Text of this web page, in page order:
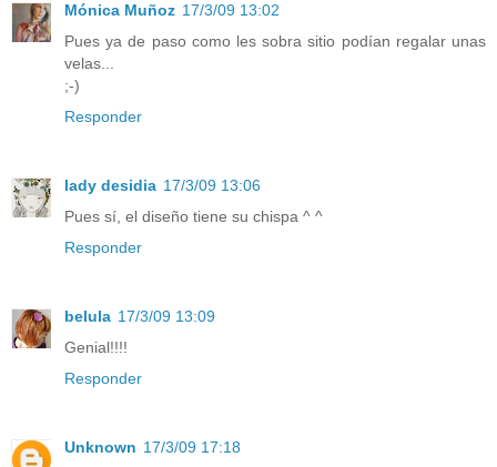
Mónica Muñoz 17/3/09 13:02
Pues ya de paso como les sobra sitio podían regalar unas
velas...
;-)
Responder
lady desidia 17/3/09 13:06
Pues sí, el diseño tiene su chispa ^ ^
Responder
belula 17/3/09 13:09
Genial!!!!
Responder
Unknown 17/3/09 17:18